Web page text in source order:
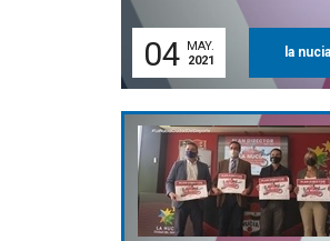
04 MAY.
2021
la nucia